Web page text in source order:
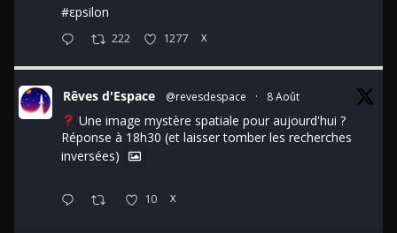
#εpsilon
222 1277 X
Rêves d'Espace @revesdespace · 8 Août
Une image mystère spatiale pour aujourd'hui ?
Réponse à 18h30 (et laisser tomber les recherches
inversées)
10 X